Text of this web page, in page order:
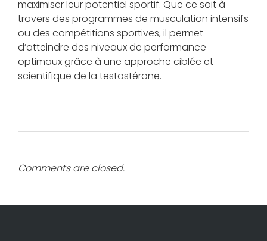
maximiser leur potentiel sportif. Que ce soit à
travers des programmes de musculation intensifs
ou des compétitions sportives, il permet
d’atteindre des niveaux de performance
optimaux grâce à une approche ciblée et
scientifique de la testostérone.
Comments are closed.